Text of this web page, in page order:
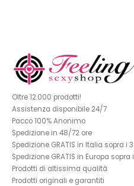
Oltre 12.000 prodotti!
Assistenza disponibile 24/7
Pacco 100% Anonimo
Spedizione in 48/72 ore
Spedizione GRATIS in Italia sopra i
Spedizione GRATIS in Europa
Prodotti di altissima qualità
Prodotti originali e garantiti